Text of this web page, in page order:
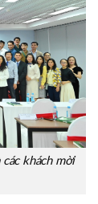
khách mời